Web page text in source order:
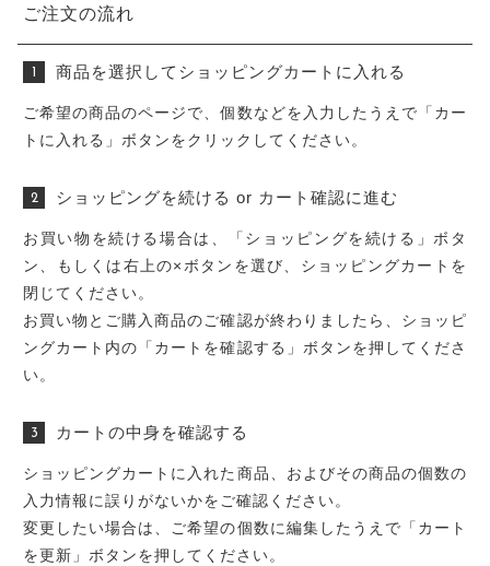
ご注文の流れ
商品を選択してショッピングカートに入れる
ご希望の商品のページで、個数などを入力したうえで「カー
トに入れる」ボタンをクリックしてください。
ショッピングを続ける or カート確認に進む
お買い物を続ける場合は、「ショッピングを続ける」ボタ
ン、もしくは右上の×ボタンを選び、ショッピングカートを
閉じてください。
お買い物とご購入商品のご確認が終わりましたら、ショッピ
ングカート内の「カートを確認する」ボタンを押してくださ
い。
カートの中身を確認する
ショッピングカートに入れた商品、およびその商品の個数の
入力情報に誤りがないかをご確認ください。
変更したい場合は、ご希望の個数に編集したうえで「カート
を更新」ボタンを押してください。